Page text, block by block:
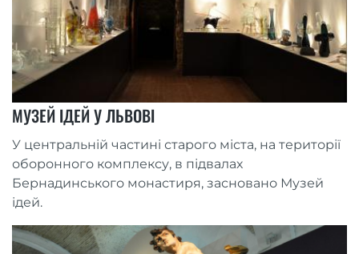
МУЗЕЙ ІДЕЙ У ЛЬВОВІ
У центральній частині старого міста, на території
оборонного комплексу, в підвалах
Бернадинського монастиря, засновано Музей
ідей.